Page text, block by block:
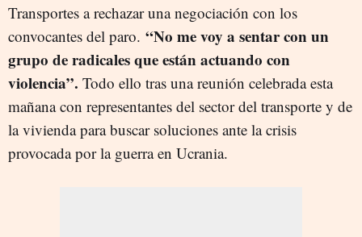
Transportes a rechazar una negociación con los
convocantes del paro. “No me voy a sentar con un
grupo de radicales que están actuando con
violencia”. Todo ello tras una reunión celebrada esta
mañana con representantes del sector del transporte y de
la vivienda para buscar soluciones ante la crisis
provocada por la guerra en Ucrania.